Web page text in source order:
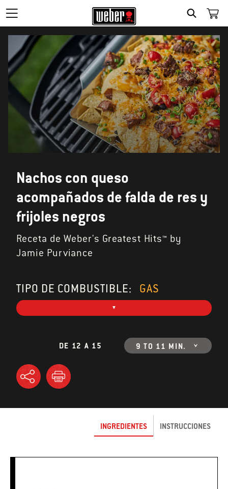
SEARCH
Nachos con queso
acompañados de falda de res y
frijoles negros
Receta de Weber's Greatest Hits™ by
Jamie Purviance
TIPO DE COMBUSTIBLE: GAS
DE 12 A 15 9 TO 11 MIN.
INGREDIENTES INSTRUCCIONES